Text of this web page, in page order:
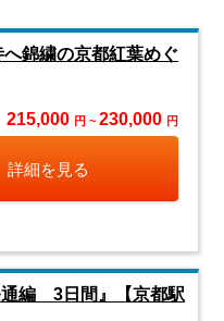
錦繍の京都紅葉めぐ
215,000 円 ~ 230,000 円
詳細を見る
通編 3日間』【京都駅